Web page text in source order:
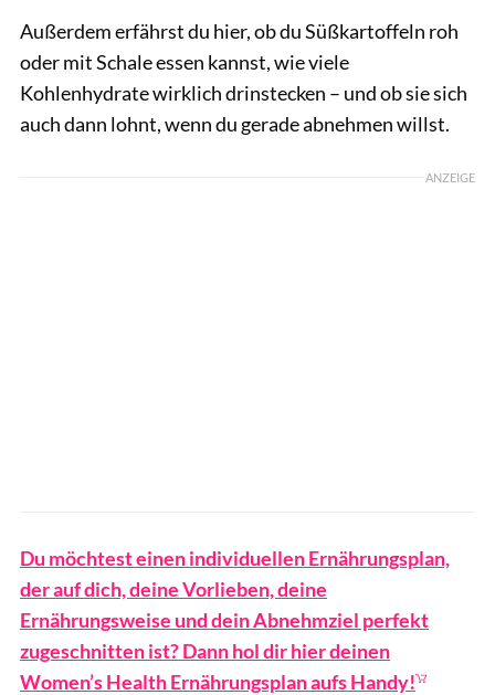
Außerdem erfährst du hier, ob du Süßkartoffeln roh
oder mit Schale essen kannst, wie viele
Kohlenhydrate wirklich drinstecken – und ob sie sich
auch dann lohnt, wenn du gerade abnehmen willst.
ANZEIGE
Du möchtest einen individuellen Ernährungsplan,
der auf dich, deine Vorlieben, deine
Ernährungsweise und dein Abnehmziel perfekt
zugeschnitten ist? Dann hol dir hier deinen
Women’s Health Ernährungsplan aufs Handy!